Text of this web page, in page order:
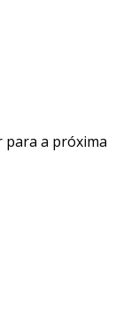
para a próxima